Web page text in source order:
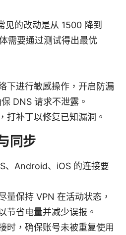
见的改动是从 1500 降到
需要通过测试得出最优
下进行敏感操作，开启防漏
DNS 请求不泄露。
打补丁以修复已知漏洞。
同步
、Android、iOS 的连接要
量保持 VPN 在活动状态，
节省电量并减少误报。
时，确保账号未被重复使用